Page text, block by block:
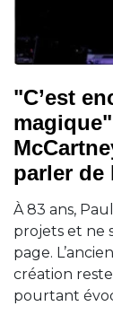
"C’est
parler de
À 83 ans,
projets et ne
page.
création
pourtant